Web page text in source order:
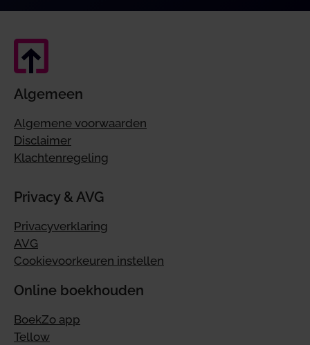
Algemeen
Algemene voorwaarden
Disclaimer
Klachtenregeling
Privacy & AVG
Privacyverklaring
AVG
Cookievoorkeuren instellen
Online boekhouden
BoekZo app
Tellow